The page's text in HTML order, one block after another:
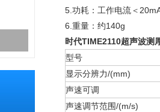
5.功耗：工作电流＜
6.重量：约140g
时代TIME2110超声波测
型号
显示分辨力/(mm)
声速可调
声速调节范围/(m/s)